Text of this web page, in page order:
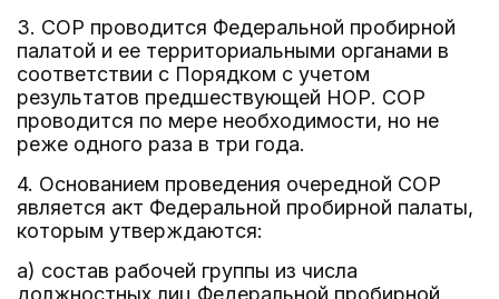
3. СОР проводится Федеральной пробирной
палатой и ее территориальными органами в
соответствии с Порядком с учетом
результатов предшествующей НОР. СОР
проводится по мере необходимости, но не
реже одного раза в три года.
4. Основанием проведения очередной СОР
является акт Федеральной пробирной палаты,
которым утверждаются:
а) состав рабочей группы из числа
должностных лиц Федеральной пробирной